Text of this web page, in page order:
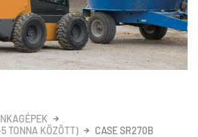
TONNA KÖZÖTT)
CASE SR270B